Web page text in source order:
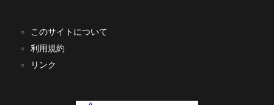
このサイトについて
利用規約
リンク